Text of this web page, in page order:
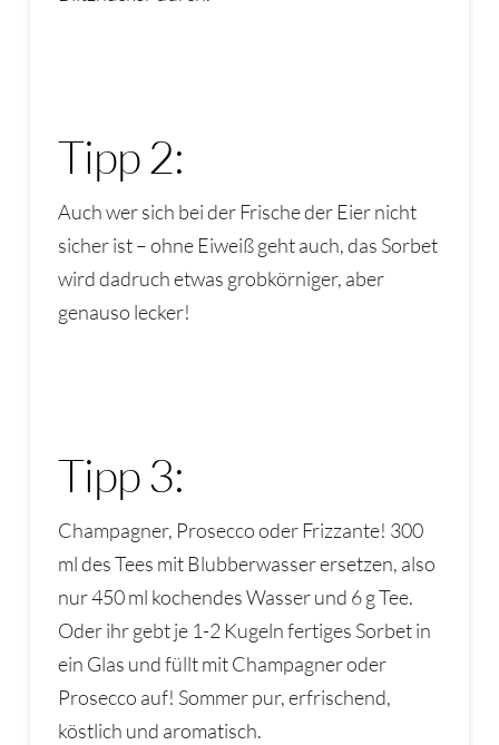
Tipp 2:
Auch wer sich bei der Frische der Eier nicht
sicher ist – ohne Eiweiß geht auch, das Sorbet
wird dadruch etwas grobkörniger, aber
genauso lecker!
Tipp 3:
Champagner, Prosecco oder Frizzante! 300
ml des Tees mit Blubberwasser ersetzen, also
nur 450 ml kochendes Wasser und 6 g Tee.
Oder ihr gebt je 1-2 Kugeln fertiges Sorbet in
ein Glas und füllt mit Champagner oder
Prosecco auf! Sommer pur, erfrischend,
köstlich und aromatisch.